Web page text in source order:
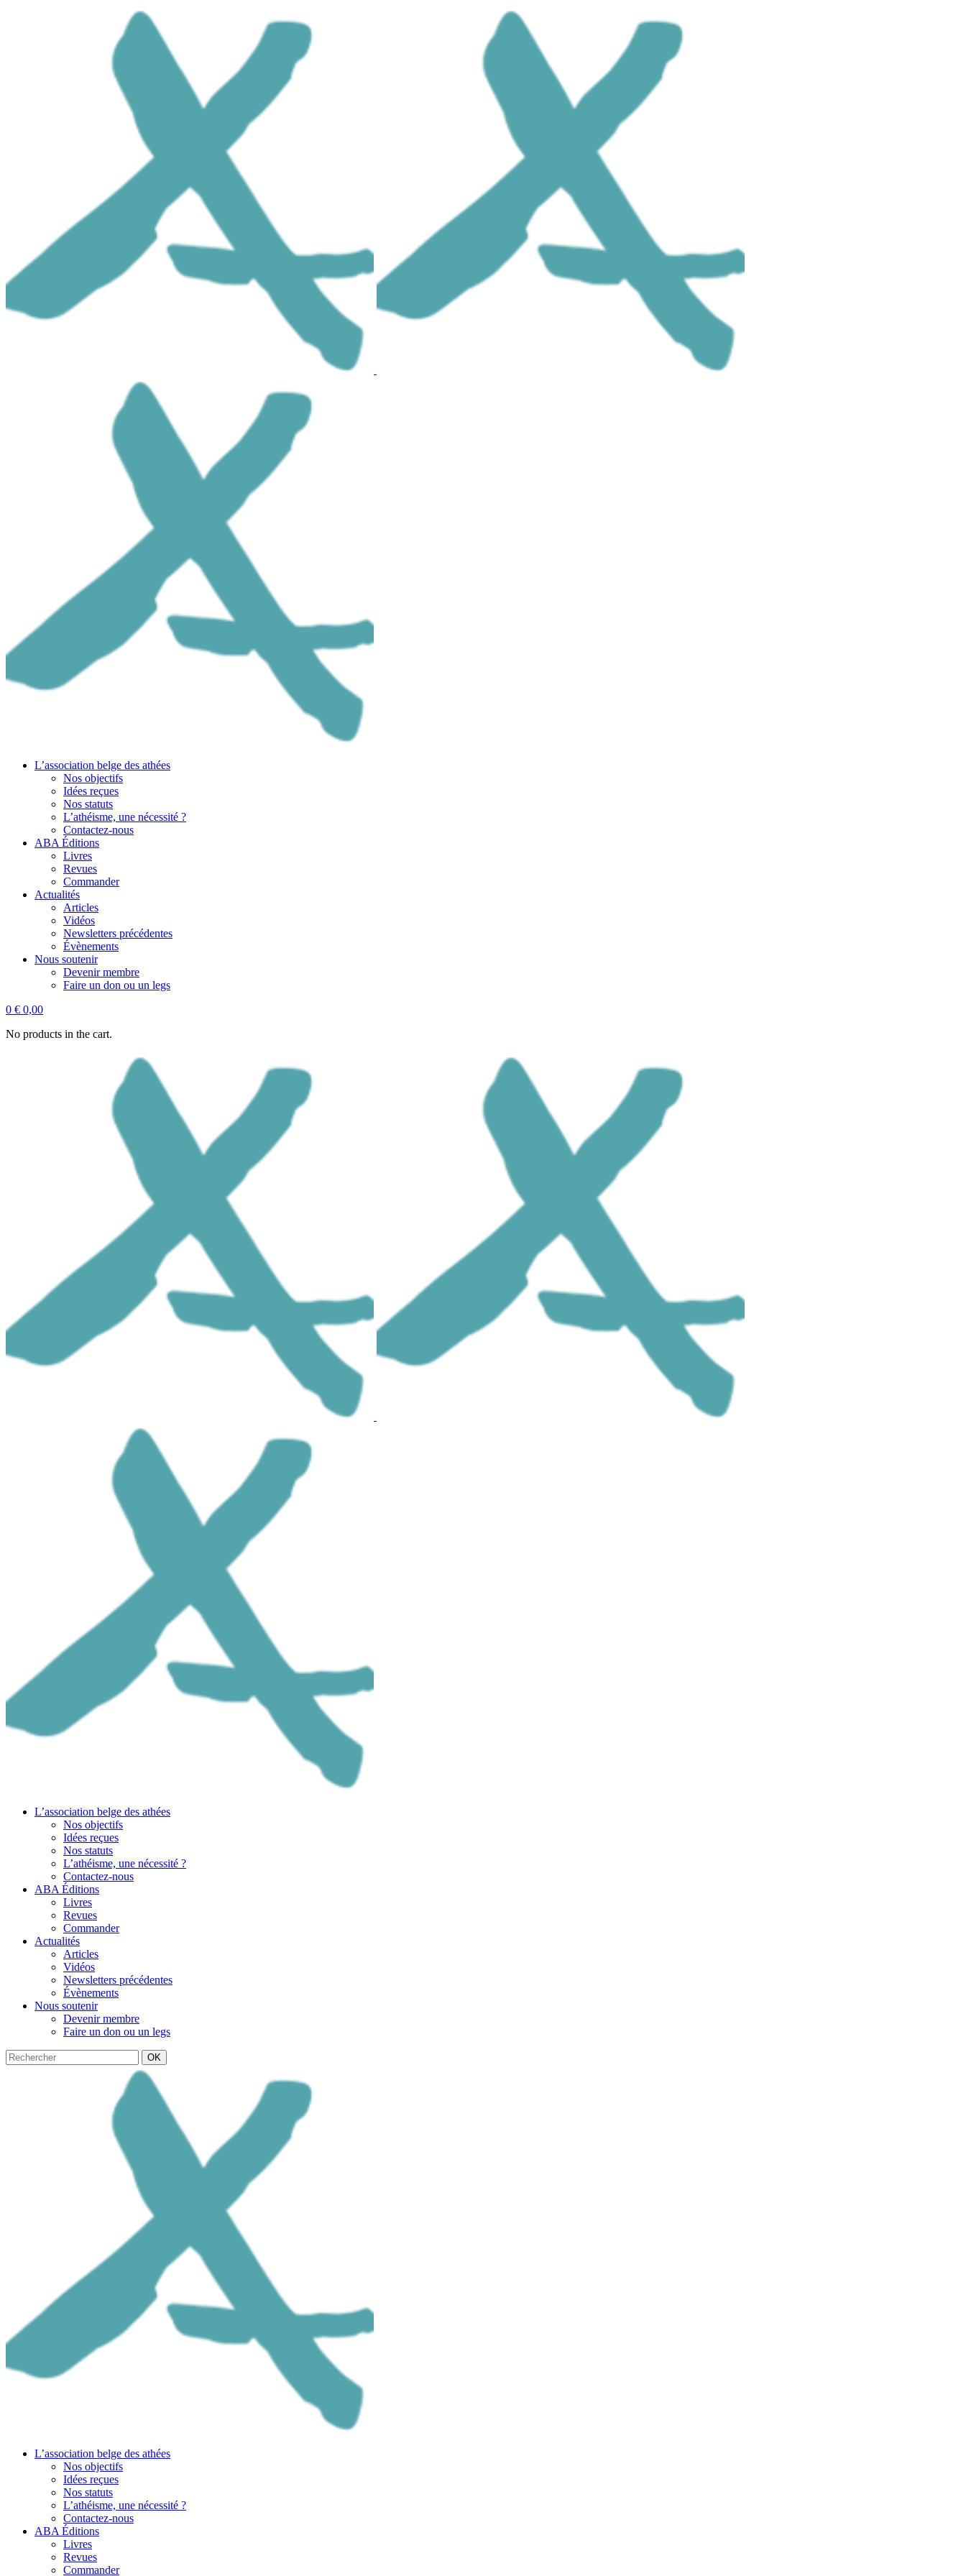
L’association belge des athées
Nos objectifs
Idées reçues
Nos statuts
L’athéisme, une nécessité ?
Contactez-nous
ABA Éditions
Livres
Revues
Commander
Actualités
Articles
Vidéos
Newsletters précédentes
Évènements
Nous soutenir
Devenir membre
Faire un don ou un legs
0 € 0,00
No products in the cart.
L’association belge des athées
Nos objectifs
Idées reçues
Nos statuts
L’athéisme, une nécessité ?
Contactez-nous
ABA Éditions
Livres
Revues
Commander
Actualités
Articles
Vidéos
Newsletters précédentes
Évènements
Nous soutenir
Devenir membre
Faire un don ou un legs
OK
L’association belge des athées
Nos objectifs
Idées reçues
Nos statuts
L’athéisme, une nécessité ?
Contactez-nous
ABA Éditions
Livres
Revues
Commander